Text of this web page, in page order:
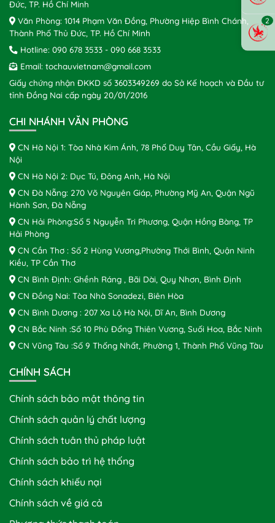
Đức, TP. Hồ Chí Minh
Văn Phòng: 1014 Phạm Văn Đồng, Phường Hiệp Bình Chánh,
Thành Phố Thủ Đức, TP. Hồ Chí Minh
Hotline: 090 678 3533 - 090 668 3533
Email: tochauvietnam@gmail.com
Giấy chứng nhận ĐKKD số 3603349269 do Sở Kế hoạch và Đầu tư
tỉnh Đồng Nai cấp ngày 20/01/2016
2
CHI NHÁNH VĂN PHÒNG
CN Hà Nội 1: Tòa Nhà Kim Ánh, 78 Phố Duy Tân, Cầu Giấy, Hà
Nội
CN Hà Nội 2: Dục Tú, Đông Anh, Hà Nội
CN Đà Nẵng: 270 Võ Nguyên Giáp, Phường Mỹ An, Quận Ngũ
Hành Sơn, Đà Nẵng
CN Hải Phòng:Số 5 Nguyễn Tri Phương, Quận Hồng Bàng, TP
Hải Phòng
CN Cần Thơ : Số 2 Hùng Vương,Phường Thới Bình, Quận Ninh
Kiều, TP Cần Thơ
CN Bình Định: Ghềnh Ráng , Bãi Dài, Quy Nhơn, Bình Định
CN Đồng Nai: Tòa Nhà Sonadezi, Biên Hòa
CN Bình Dương : 207 Xa Lộ Hà Nội, Dĩ An, Bình Dương
CN Bắc Ninh :Số 10 Phù Đổng Thiên Vương, Suối Hoa, Bắc Ninh
CN Vũng Tàu :Số 9 Thống Nhất, Phường 1, Thành Phố Vũng Tàu
CHÍNH SÁCH
Chính sách bảo mật thông tin
Chính sách quản lý chất lượng
Chính sách tuân thủ pháp luật
Chính sách bảo trì hệ thống
Chính sách khiếu nại
Chính sách về giá cả